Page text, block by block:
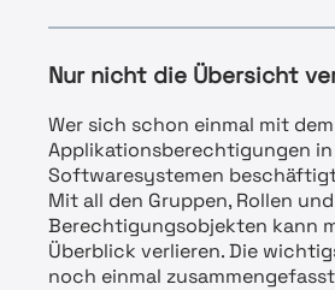
Nur nicht die Übersicht
Wer sich schon einmal mit
Applikationsberechtigungen
Softwaresystemen
Mit all den Gruppen, Rollen und
Berechtigungsobjekten kann
Überblick verlieren. Die
noch einmal